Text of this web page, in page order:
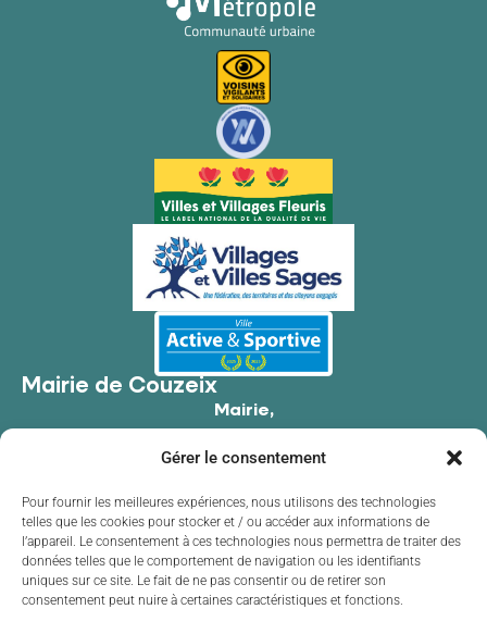
Gérer le consentement
Pour fournir les meilleures expériences, nous utilisons des technologies
telles que les cookies pour stocker et / ou accéder aux informations de
l’appareil. Le consentement à ces technologies nous permettra de traiter des
données telles que le comportement de navigation ou les identifiants
uniques sur ce site. Le fait de ne pas consentir ou de retirer son
consentement peut nuire à certaines caractéristiques et fonctions.
Mairie de Couzeix
Mairie,
87270 Couzeix
05 55 39 34 09
Contacter la mairie
Horaires d'ouverture
Lundide 8h30 à 12h00 et de 13h30 à 17h30
Mardi
de 8h30 à 12h00 et de 13h30 à 17h30